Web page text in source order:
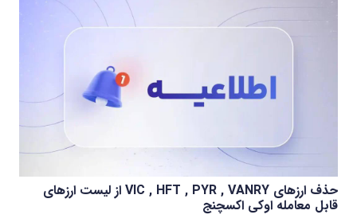
حذف ارزهای VIC , HFT , PYR , VANRY از لیست ارزهای
قابل معامله اوکی اکسچنج